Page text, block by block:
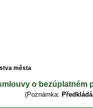
města
o
(Poznámka: